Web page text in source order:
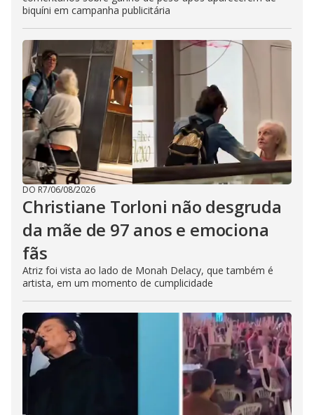
biquíni em campanha publicitária
DO R7/06/08/2026
Christiane Torloni não desgruda
da mãe de 97 anos e emociona
fãs
Atriz foi vista ao lado de Monah Delacy, que também é
artista, em um momento de cumplicidade